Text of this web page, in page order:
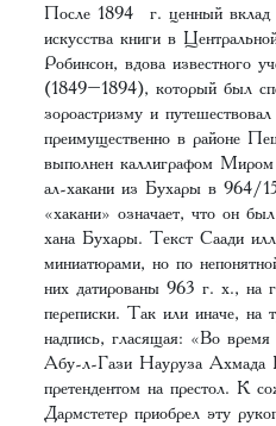
После 1894 г. ценный вклад
искусства книги в
Робинсон, вдова известного
(1849–1894), который был
зороастризму и
преимущественно в районе
выполнен каллиграфом
ал-хакани из Бухары в 964/
«хакани» означает, что он
хана Бухары. Текст Саади
миниатюрами, но по
них датированы 963 г. х., на
переписки. Так или иначе, на
надпись, гласящая: «Во
Абу-л-Гази Науруза Ахмада
претендентом на престол. К
Дармстетер приобрел эту